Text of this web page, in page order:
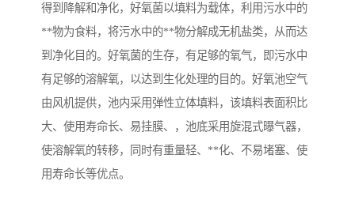
得到降解和净化，好氧菌以填料为载体，利用污水中的
**物为食料，将污水中的**物分解成无机盐类，从而达
到净化目的。好氧菌的生存，有足够的氧气，即污水中
有足够的溶解氧，以达到生化处理的目的。好氧池空气
由风机提供，池内采用弹性立体填料，该填料表面积比
大、使用寿命长、易挂膜、，池底采用旋混式曝气器，
使溶解氧的转移，同时有重量轻、**化、不易堵塞、使
用寿命长等优点。